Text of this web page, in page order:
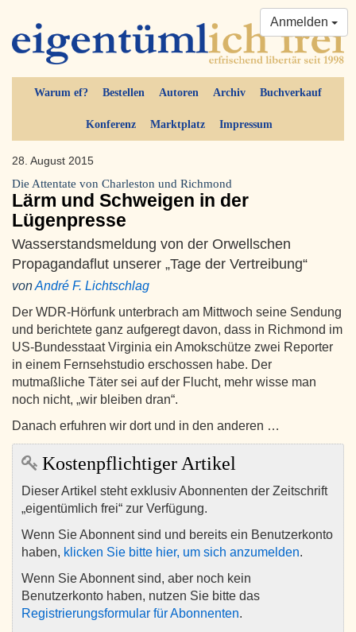
Warum ef? Bestellen Autoren Archiv Buchverkauf
Konferenz Marktplatz Impressum
Anmelden
28. August 2015
Die Attentate von Charleston und Richmond
Lärm und Schweigen in der
Lügenpresse
Wasserstandsmeldung von der Orwellschen
Propagandaflut unserer „Tage der Vertreibung“
vonAndré F. Lichtschlag
Der WDR-Hörfunk unterbrach am Mittwoch seine Sendung
und berichtete ganz aufgeregt davon, dass in Richmond im
US-Bundesstaat Virginia ein Amokschütze zwei Reporter
in einem Fernsehstudio erschossen habe. Der
mutmaßliche Täter sei auf der Flucht, mehr wisse man
noch nicht, „wir bleiben dran“.
Danach erfuhren wir dort und in den anderen …
Kostenpflichtiger Artikel
Dieser Artikel steht exklusiv Abonnenten der Zeitschrift
„eigentümlich frei“ zur Verfügung.
Wenn Sie Abonnent sind und bereits ein Benutzerkonto
haben, klicken Sie bitte hier, um sich anzumelden.
Wenn Sie Abonnent sind, aber noch kein
Benutzerkonto haben, nutzen Sie bitte das
Registrierungsformular für Abonnenten.